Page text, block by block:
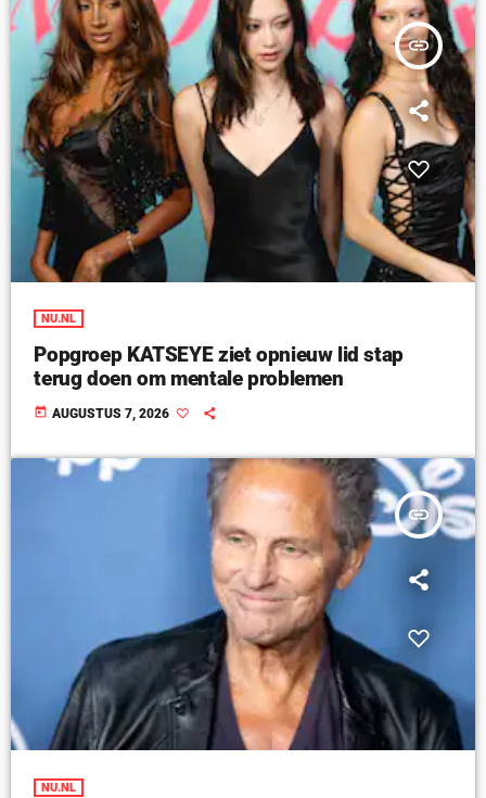
insert_link
NU.NL
Popgroep KATSEYE ziet opnieuw lid stap
terug doen om mentale problemen
today AUGUSTUS 7, 2026
insert_link
NU.NL